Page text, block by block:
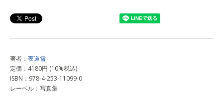
著者： 夜道雪
定価：4180円 (10%税込)
ISBN：978-4-253-11099-0
レーベル：写真集